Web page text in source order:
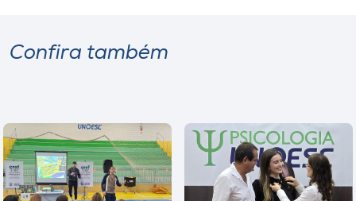
Confira também